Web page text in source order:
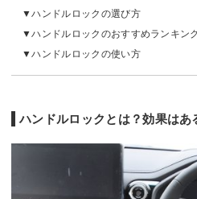
ハンドルロックの選び方
ハンドルロックのおすすめランキン
ハンドルロックの使い方
ハンドルロックとは？効果はあ